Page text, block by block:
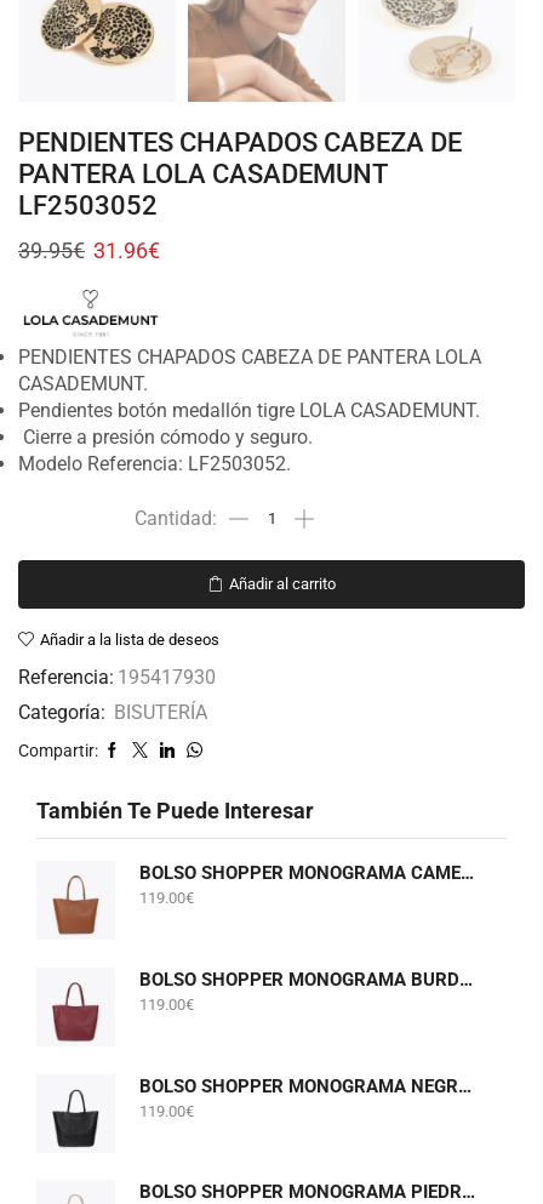
PENDIENTES CHAPADOS CABEZA DE
PANTERA LOLA CASADEMUNT
LF2503052
39.95€ 31.96€
PENDIENTES CHAPADOS CABEZA DE PANTERA LOLA
CASADEMUNT.
Pendientes botón medallón tigre LOLA CASADEMUNT.
Cierre a presión cómodo y seguro.
Modelo Referencia: LF2503052.
Añadir al carrito
Añadir a la lista de deseos
Referencia: 195417930
Categoría: BISUTERÍA
Compartir:
También Te Puede Interesar
BOLSO SHOPPER MONOGRAMA CAMEL LOLA CASADEMUNT LF2604075
119.00€
BOLSO SHOPPER MONOGRAMA BURDEOS LOLA CASADEMUNT LF2604075
119.00€
BOLSO SHOPPER MONOGRAMA NEGRO LOLA CASADEMUNT LF2604075
119.00€
BOLSO SHOPPER MONOGRAMA PIEDRA GRIS PERLADO LOLA CASADEMUNT LF2604075